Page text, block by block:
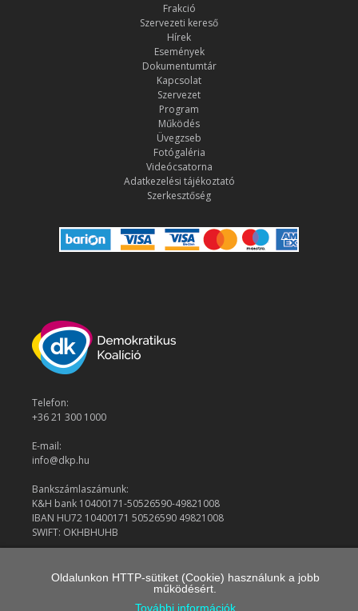
Frakció
Szervezeti kereső
Hírek
Események
Dokumentumtár
Kapcsolat
Szervezet
Program
Működés
Üvegzseb
Fotógaléria
Videócsatorna
Adatkezelési tájékoztató
Szerkesztőség
Telefon:
+36 21 300 1000
E-mail:
info@dkp.hu
Bankszámlaszámunk:
K&H bank 10400171-50526590-49821008
IBAN HU72 10400171 50526590 49821008
SWIFT: OKHBHUHB
© 2026 Demokratikus Koalíció
Oldalunkon HTTP-sütiket (Cookie) használunk a jobb
működésért.
További információk